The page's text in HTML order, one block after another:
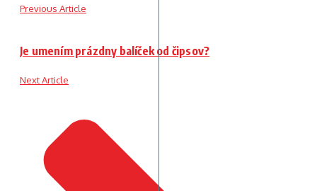
Previous Article
Je umením prázdny balíček od čipsov?
Next Article